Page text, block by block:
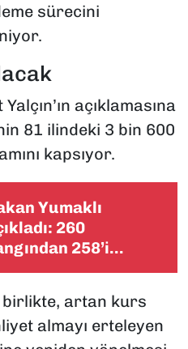
sürecini
açıklamasına
81 ilindeki 3 bin 600
kapsıyor.
Yumaklı
260
258’i
birlikte, artan kurs
almayı erteleyen